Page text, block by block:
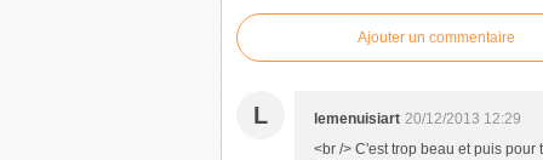
Ajouter un commentaire
L lemenuisiart 20/12/2013 12:29
<br /> C'est trop beau et puis